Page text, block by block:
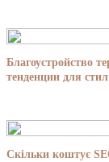
Благоустройство
тенденции для стил
Скільки коштує